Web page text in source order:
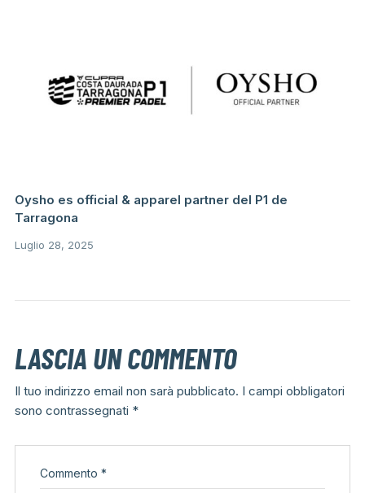
Oysho es official & apparel partner del P1 de
Tarragona
Luglio 28, 2025
LASCIA UN COMMENTO
Il tuo indirizzo email non sarà pubblicato. I campi obbligatori
sono contrassegnati *
Commento *